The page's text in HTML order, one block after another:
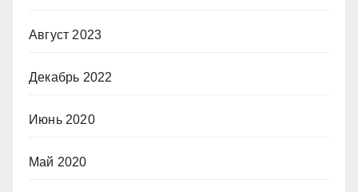
Август 2023
Декабрь 2022
Июнь 2020
Май 2020